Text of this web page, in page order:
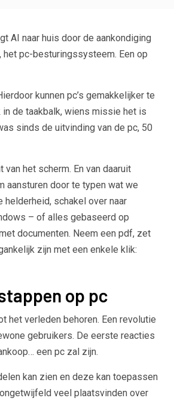
AI naar huis door de aankondiging
het pc-besturingssysteem. Een op
kunnen pc’s gemakkelijker te
de taakbalk, wiens missie het is
sinds de uitvinding van de pc, 50
het scherm. En van daaruit
aansturen door te typen wat we
schakel over naar
– of alles gebaseerd op
documenten. Neem een ​​pdf, zet
zijn met een enkele klik:
op pc
het verleden behoren. Een revolutie
gebruikers. De eerste reacties
een pc zal zijn.
kan zien en deze kan toepassen
veel plaatsvinden over